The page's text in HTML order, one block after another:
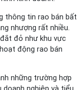
thông tin rao bán bất
nhượng rất nhiều.
đỏ như khu vực
động rao bán
những trường hợp